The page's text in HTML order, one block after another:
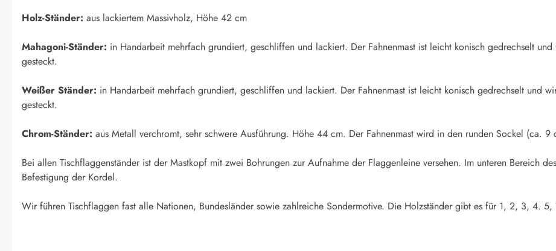
Holz-Ständer: aus lackiertem Massivholz, Höhe 42 cm
Mahagoni-Ständer: in Handarbeit mehrfach grundiert, geschliffen und lackiert. Der Fahnenmast ist leicht konisch gedrechselt
gesteckt.
Weißer Ständer: in Handarbeit mehrfach grundiert, geschliffen und lackiert. Der Fahnenmast ist leicht konisch gedrechselt und
gesteckt.
Chrom-Ständer: aus Metall verchromt, sehr schwere Ausführung. Höhe 44 cm. Der Fahnenmast wird in den runden Sockel (ca. 9
Bei allen Tischflaggenständer ist der Mastkopf mit zwei Bohrungen zur Aufnahme der Flaggenleine versehen. Im unteren Bereich
Befestigung der Kordel.
Wir führen Tischflaggen fast alle Nationen, Bundesländer sowie zahlreiche Sondermotive. Die Holzständer gibt es für 1, 2, 3, 4. 5,